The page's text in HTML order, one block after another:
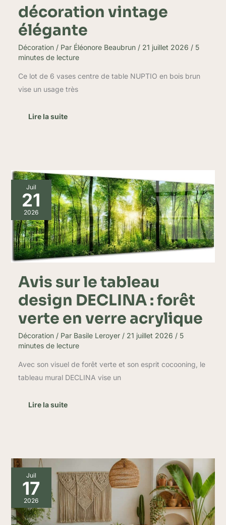
décoration vintage
élégante
Décoration/ Par Éléonore Beaubrun / 21 juillet 2026 / 5
minutes de lecture
Ce lot de 6 vases centre de table NUPTIO en bois brun
vise un usage très
Lire la suite
Juil
21
2026
Avis sur le tableau
design DECLINA : forêt
verte en verre acrylique
Décoration/ Par Basile Leroyer / 21 juillet 2026 / 5
minutes de lecture
Avec son visuel de forêt verte et son esprit cocooning, le
tableau mural DECLINA vise un
Avis
sur
le
tableau
design
DECLINA
:
forêt
verte
verre
acrylique
Lire la suite
Juil
17
2026
Décoration
bohème
10
inspirations
tendances